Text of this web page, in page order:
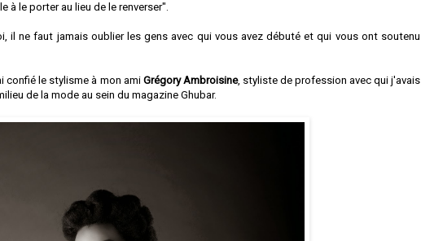
à le porter au lieu de le renverser".
il ne faut jamais oublier les gens avec qui vous avez débuté et qui vous ont soutenu
confié le stylisme à mon amiGrégory Ambroisine, styliste de profession avec qui j'avais
de la mode au sein du magazine Ghubar.